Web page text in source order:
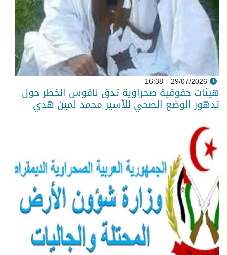
29/07/2026 - 16:38
هيئات حقوقية صحراوية تدق ناقوس الخطر حول
تدهور الوضع الصحي للأسير محمد لمين هدي